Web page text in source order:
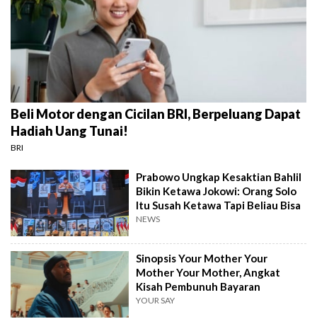
Beli Motor dengan Cicilan BRI, Berpeluang Dapat
Hadiah Uang Tunai!
BRI
Prabowo Ungkap Kesaktian Bahlil
Bikin Ketawa Jokowi: Orang Solo
Itu Susah Ketawa Tapi Beliau Bisa
NEWS
Sinopsis Your Mother Your
Mother Your Mother, Angkat
Kisah Pembunuh Bayaran
YOUR SAY